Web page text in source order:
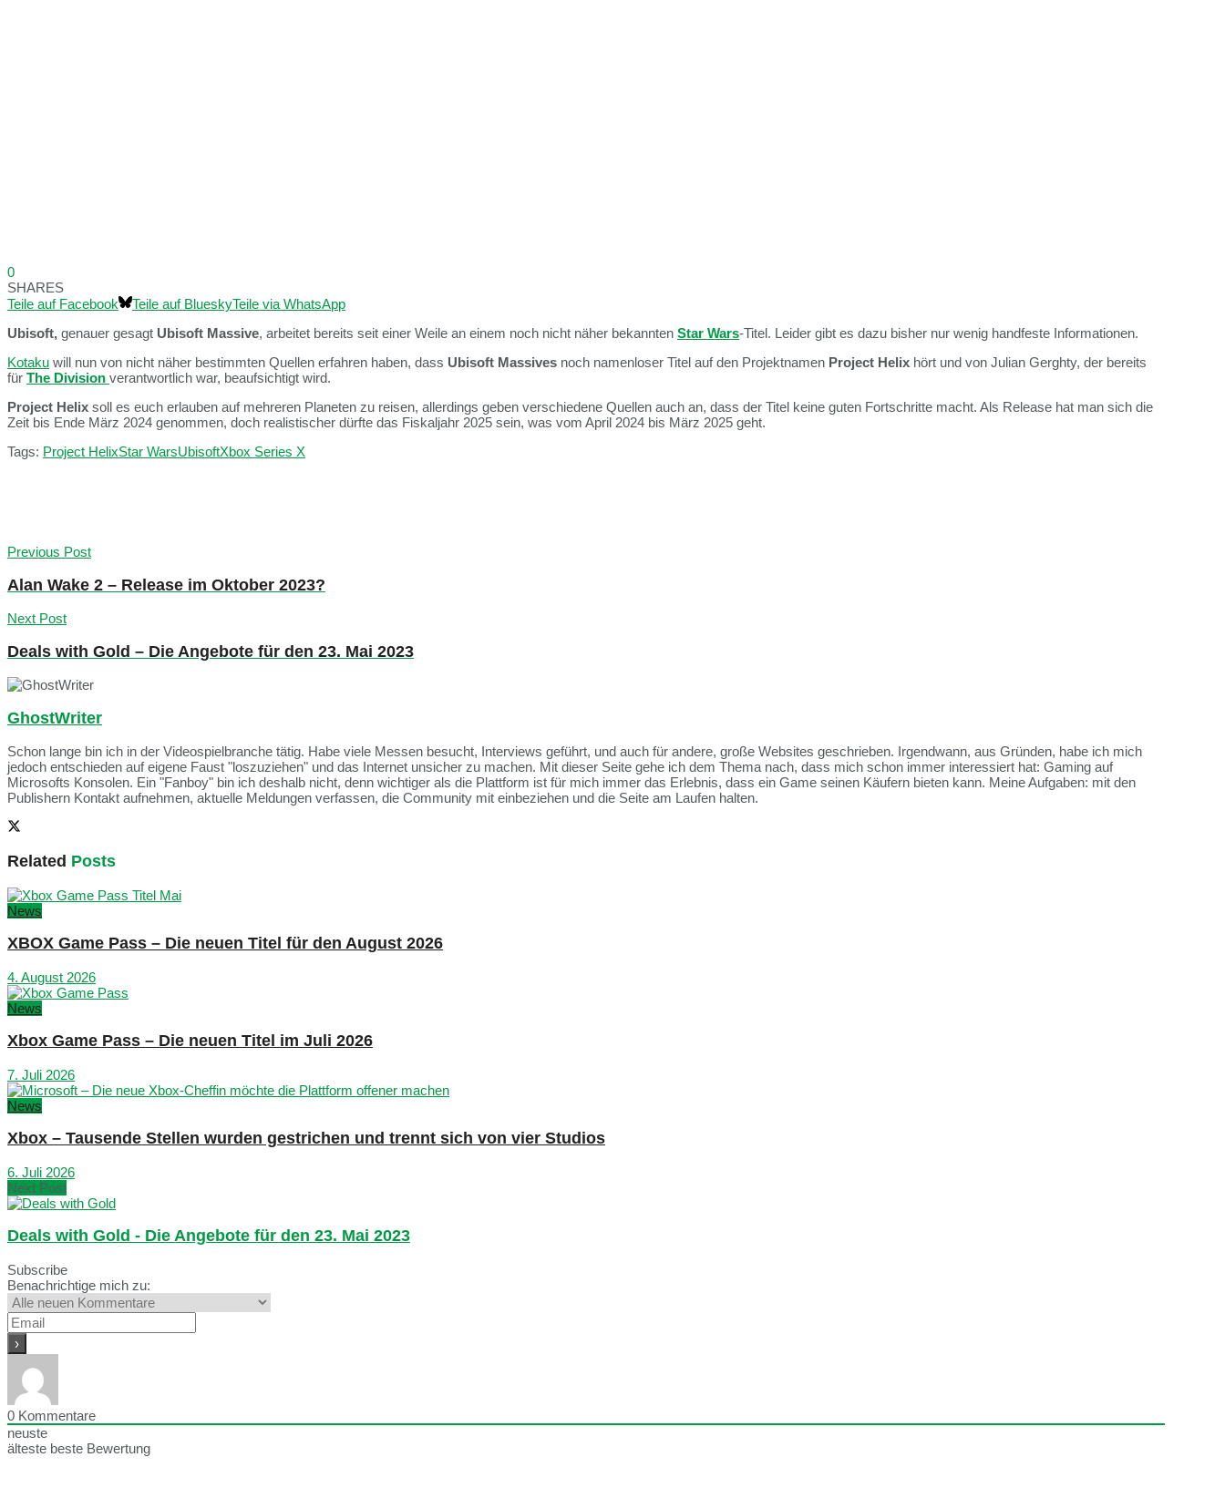
0
SHARES
Teile auf Facebook
Teile auf BlueskyTeile via WhatsApp
Ubisoft, genauer gesagt Ubisoft Massive, arbeitet bereits seit einer Weile an einem noch nicht näher bekannten Star Wars-Titel. Leider gibt es dazu bisher nur wenig handfeste Informationen.
Kotaku will nun von nicht näher bestimmten Quellen erfahren haben, dass Ubisoft Massives noch namenloser Titel auf den Projektnamen Project Helix hört und von Julian Gerghty, der bereits
für The Division verantwortlich war, beaufsichtigt wird.
Project Helix soll es euch erlauben auf mehreren Planeten zu reisen, allerdings geben verschiedene Quellen auch an, dass der Titel keine guten Fortschritte macht. Als Release hat man sich die
Zeit bis Ende März 2024 genommen, doch realistischer dürfte das Fiskaljahr 2025 sein, was vom April 2024 bis März 2025 geht.
Tags: Project HelixStar WarsUbisoftXbox Series X
Previous Post
Alan Wake 2 – Release im Oktober 2023?
Next Post
Deals with Gold – Die Angebote für den 23. Mai 2023
GhostWriter
Schon lange bin ich in der Videospielbranche tätig. Habe viele Messen besucht, Interviews geführt, und auch für andere, große Websites geschrieben. Irgendwann, aus Gründen, habe ich mich
jedoch entschieden auf eigene Faust "loszuziehen" und das Internet unsicher zu machen. Mit dieser Seite gehe ich dem Thema nach, dass mich schon immer interessiert hat: Gaming auf
Microsofts Konsolen. Ein "Fanboy" bin ich deshalb nicht, denn wichtiger als die Plattform ist für mich immer das Erlebnis, dass ein Game seinen Käufern bieten kann. Meine Aufgaben: mit den
Publishern Kontakt aufnehmen, aktuelle Meldungen verfassen, die Community mit einbeziehen und die Seite am Laufen halten.
Related Posts
News
XBOX Game Pass – Die neuen Titel für den August 2026
4. August 2026
News
Xbox Game Pass – Die neuen Titel im Juli 2026
7. Juli 2026
News
Xbox – Tausende Stellen wurden gestrichen und trennt sich von vier Studios
6. Juli 2026
Next Post
Deals with Gold - Die Angebote für den 23. Mai 2023
Subscribe
Benachrichtige mich zu:
0 Kommentare
neuste
älteste beste Bewertung